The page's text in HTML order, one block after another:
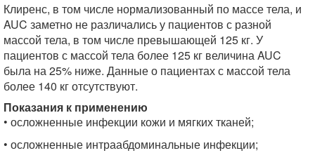
Клиренс, в том числе нормализованный по массе тела, и
AUC заметно не различались у пациентов с разной
массой тела, в том числе превышающей 125 кг. У
пациентов с массой тела более 125 кг величина AUC
была на 25% ниже. Данные о пациентах с массой тела
более 140 кг отсутствуют.
Показания к применению
• осложненные инфекции кожи и мягких тканей;
• осложненные интраабдоминальные инфекции;